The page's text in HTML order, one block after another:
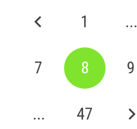
1 ...
7 8 9
... 47